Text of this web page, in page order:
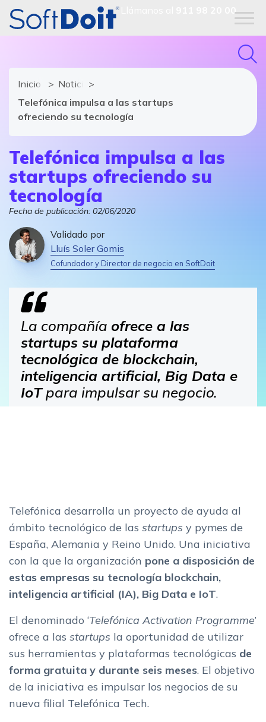
911 98 20 00
Inicio
Noticias de software y TIC
Telefónica impulsa a las startups
ofreciendo su tecnología
Telefónica impulsa a las
startups ofreciendo su
tecnología
Fecha de publicación: 02/06/2020
Validado por
Lluís Soler Gomis
Cofundador y Director de negocio en SoftDoit
La compañía ofrece a las
startups su plataforma
tecnológica de blockchain,
inteligencia artificial, Big Data e
IoTpara impulsar su negocio.
Telefónica desarrolla un proyecto de ayuda al
ámbito tecnológico de las startups y pymes de
España, Alemania y Reino Unido. Una iniciativa
con la que la organización pone a disposición de
estas empresas su tecnología blockchain,
inteligencia artificial (IA), Big Data e IoT.
El denominado ‘Telefónica Activation Programme’
ofrece a las startups la oportunidad de utilizar
sus herramientas y plataformas tecnológicas de
forma gratuita y durante seis meses. El objetivo
de la iniciativa es impulsar los negocios de su
nueva filial Telefónica Tech.